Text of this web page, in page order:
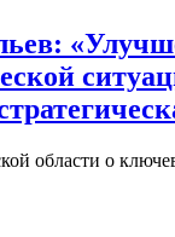
области о